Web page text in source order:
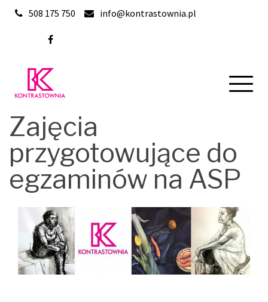
Skip
508 175 750 info@kontrastownia.pl
Zajęcia
przygotowujące do
egzaminów na ASP